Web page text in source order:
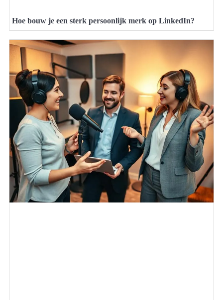
Hoe bouw je een sterk persoonlijk merk op LinkedIn?